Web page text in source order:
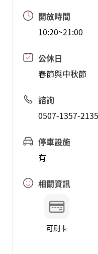
開放時間
10:20~21:00
公休日
春節與中秋節
諮詢
0507-1357-2135
停車設施
有
相關資訊
可刷卡